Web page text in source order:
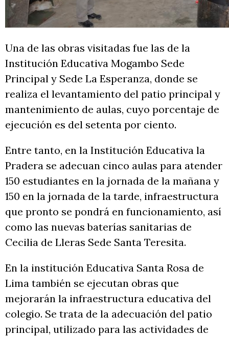
Una de las obras visitadas fue las de la
Institución Educativa Mogambo Sede
Principal y Sede La Esperanza, donde se
realiza el levantamiento del patio principal y
mantenimiento de aulas, cuyo porcentaje de
ejecución es del setenta por ciento.
Entre tanto, en la Institución Educativa la
Pradera se adecuan cinco aulas para atender
150 estudiantes en la jornada de la mañana y
150 en la jornada de la tarde, infraestructura
que pronto se pondrá en funcionamiento, así
como las nuevas baterías sanitarias de
Cecilia de Lleras Sede Santa Teresita.
En la institución Educativa Santa Rosa de
Lima también se ejecutan obras que
mejorarán la infraestructura educativa del
colegio. Se trata de la adecuación del patio
principal, utilizado para las actividades de